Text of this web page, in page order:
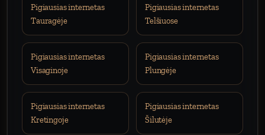
Pigiausias internetas
Tauragėje
Pigiausias internetas
Telšiuose
Pigiausias internetas
Visaginoje
Pigiausias internetas
Plungėje
Pigiausias internetas
Kretingoje
Pigiausias internetas
Šilutėje